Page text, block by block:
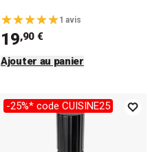
1 avis
19,90 €
Ajouter au panier
-25%* code CUISINE25